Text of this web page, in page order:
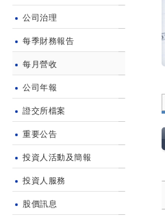
公司治理
每季財務報告
每月營收
公司年報
證交所檔案
重要公告
投資人活動及簡報
投資人服務
股價訊息